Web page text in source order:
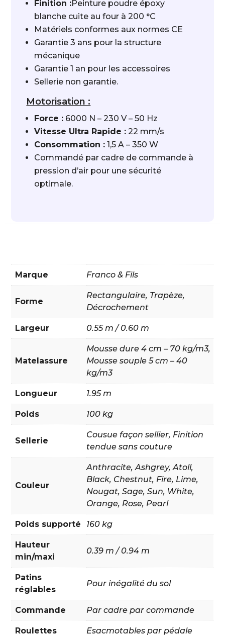
Finition :Peinture poudre époxy
blanche cuite au four à 200 °C
Matériels conformes aux normes CE
Garantie 3 ans pour la structure
mécanique
Garantie 1 an pour les accessoires
Sellerie non garantie.
Motorisation :
Force : 6000 N – 230 V – 50 Hz
Vitesse Ultra Rapide : 22 mm/s
Consommation : 1,5 A – 350 W
Commandé par cadre de commande à
pression d’air pour une sécurité
optimale.
Marque Franco & Fils
Forme
Rectangulaire, Trapèze,
Décrochement
Largeur 0.55 m / 0.60 m
Matelassure
Mousse dure 4 cm – 70 kg/m3,
Mousse souple 5 cm – 40
kg/m3
Longueur 1.95 m
Poids 100 kg
Sellerie
Cousue façon sellier, Finition
tendue sans couture
Couleur
Anthracite,Ashgrey,Atoll,
Black, Chestnut, Fire, Lime,
Nougat,Sage,Sun, White,
Orange, Rose, Pearl
Poids supporté 160 kg
Hauteur
min/maxi
0.39 m / 0.94 m
Patins
réglables
Pour inégalité du sol
Commande Par cadre par commande
Roulettes Esacmotables par pédale